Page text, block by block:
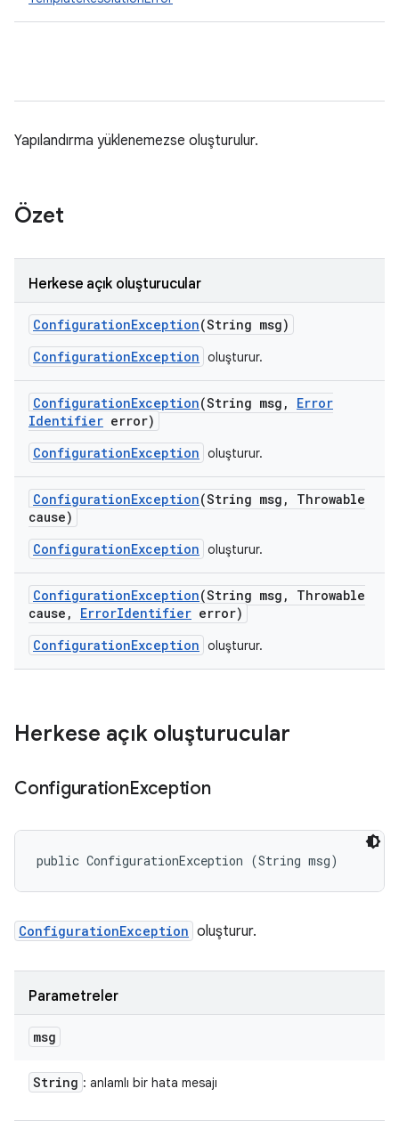
Yapılandırma yüklenemezse oluşturulur.
Özet
Herkese açık oluşturucular
ConfigurationException(String msg)
ConfigurationException oluşturur.
ConfigurationException(String msg ,
Error
Identifier error)
ConfigurationException oluşturur.
ConfigurationException(String msg ,
Throwable
cause)
ConfigurationException oluşturur.
ConfigurationException(String msg ,
Throwable
cause , ErrorIdentifier error)
ConfigurationException oluşturur.
Herkese açık oluşturucular
ConfigurationException
public ConfigurationException (String msg)
ConfigurationException oluşturur.
Parametreler
msg
String : anlamlı bir hata mesajı